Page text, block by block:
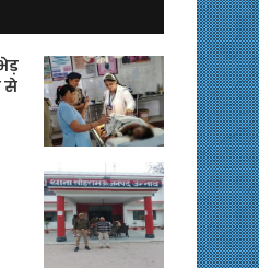
से